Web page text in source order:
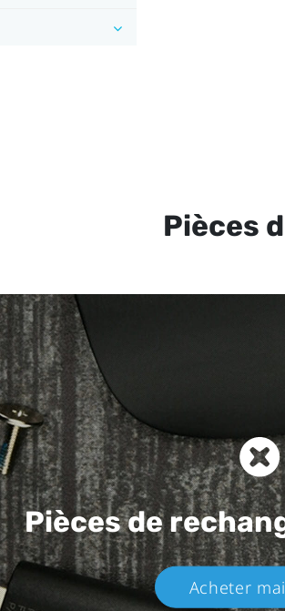
Pièces
Pièces de
Acheter